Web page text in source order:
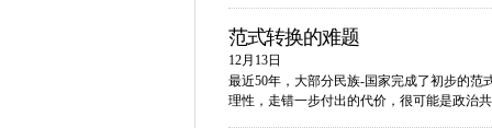
范式转换的难题
12月13日
最近50年，大部分民族-国家完成了初步的
理性，走错一步付出的代价，很可能是政治